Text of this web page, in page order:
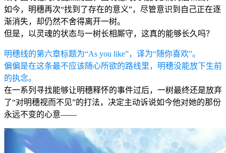
如今，明穗再次“找到了存在的意义”，尽管意识到自己正在逐
渐消失，却仍然不舍得离开一树。
但是，以灵魂的状态与一树长相厮守，这真的能够长久吗？
明穗线的第六章标题为“As you like”，译为“随你喜欢”。
偏偏是在这条最不应该随心所欲的路线里，明穗没能放下生前
的执念。
在一系列寻找能够让明穗释怀的事件过后，一树最终还是放弃
了“对明穗视而不见”的打法，决定主动诉说如今他对她的那份
永远不变的心意——